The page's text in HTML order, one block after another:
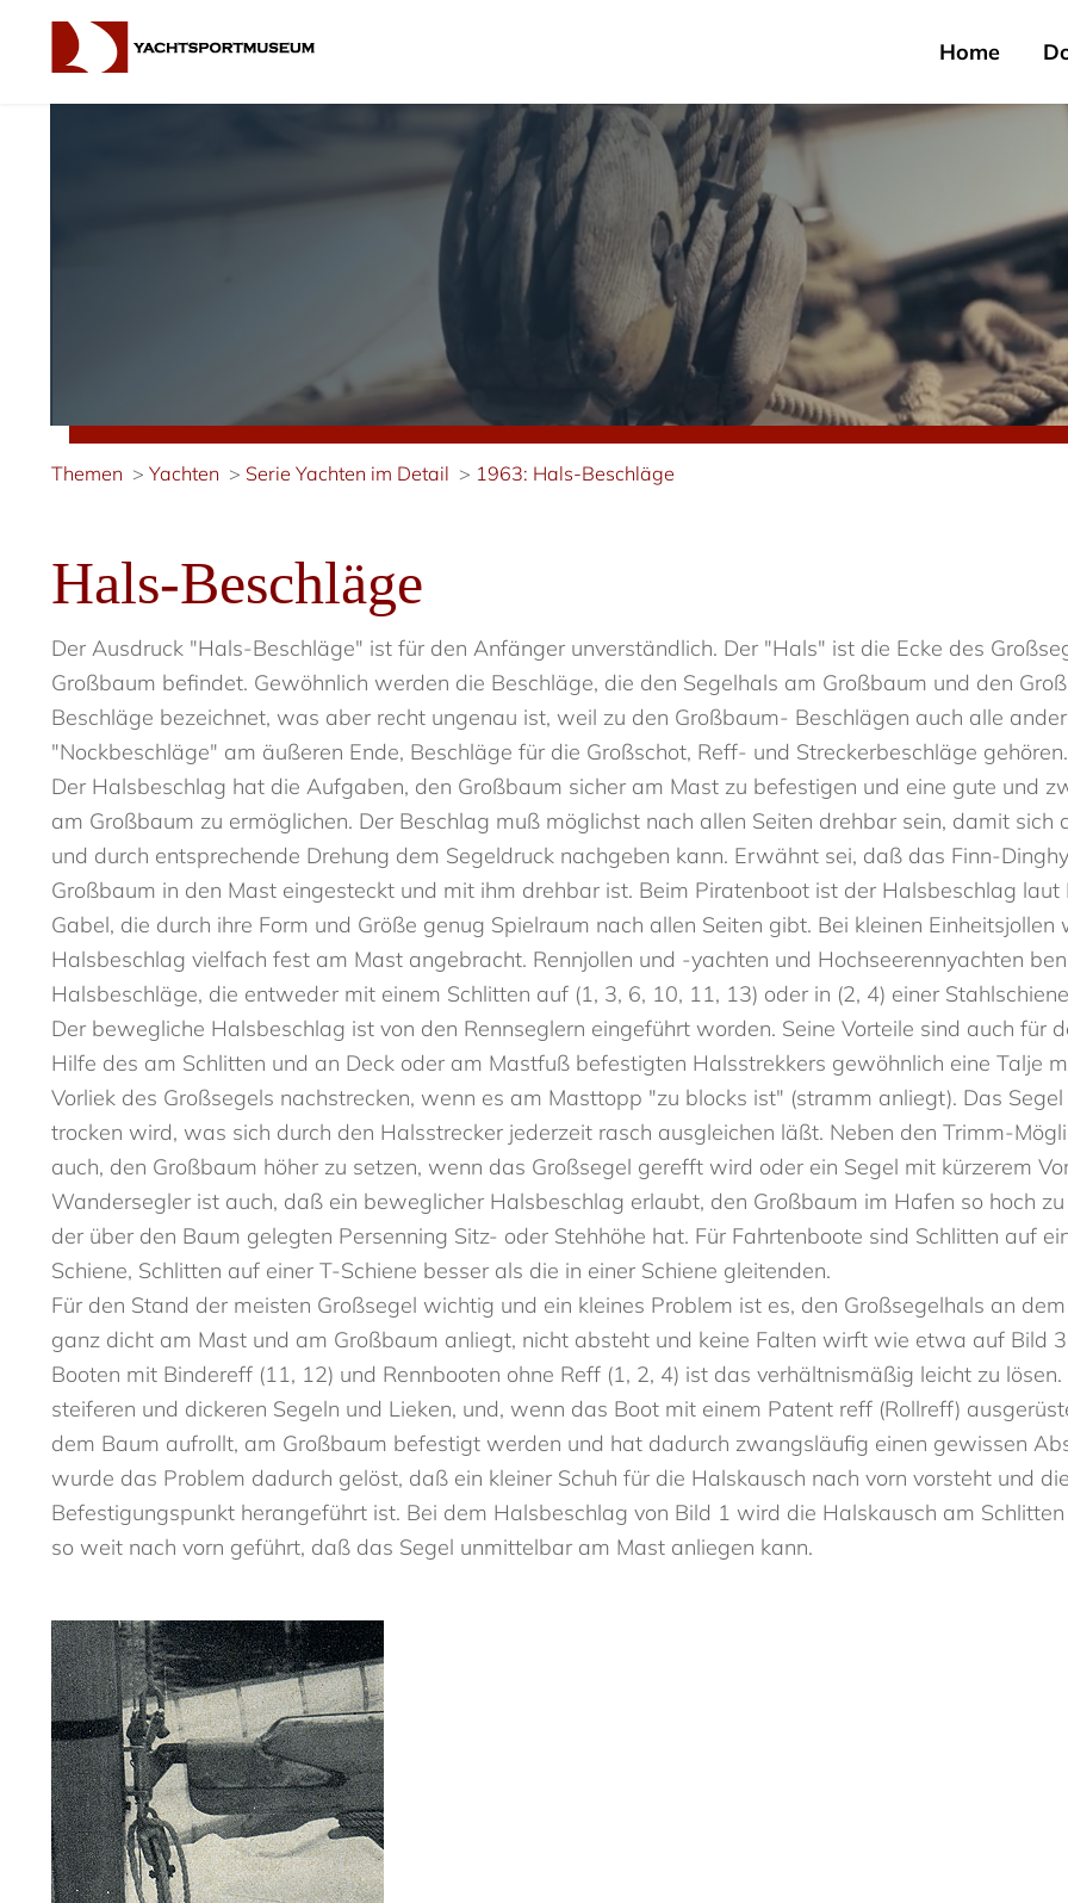
Home
Themen Yachten Serie Yachten im Detail 1963: Hals-Beschläge
Hals-Beschläge
Der Ausdruck "Hals-Beschläge" ist für den Anfänger unverständlich. Der "Hals" ist die Ecke des
Großbaum befindet. Gewöhnlich werden die Beschläge, die den Segelhals am Großbaum und den
Beschläge bezeichnet, was aber recht ungenau ist, weil zu den Großbaum- Beschlägen auch alle
"Nockbeschläge" am äußeren Ende, Beschläge für die Großschot, Reff- und Streckerbeschläge gehören.
Der Halsbeschlag hat die Aufgaben, den Großbaum sicher am Mast zu befestigen und eine gute und
am Großbaum zu ermöglichen. Der Beschlag muß möglichst nach allen Seiten drehbar sein, damit
und durch entsprechende Drehung dem Segeldruck nachgeben kann. Erwähnt sei, daß das Finn-
Großbaum in den Mast eingesteckt und mit ihm drehbar ist. Beim Piratenboot ist der Halsbeschlag
Gabel, die durch ihre Form und Größe genug Spielraum nach allen Seiten gibt. Bei kleinen
Halsbeschlag vielfach fest am Mast angebracht. Rennjollen und -yachten und Hochseerennyachten
Halsbeschläge, die entweder mit einem Schlitten auf (1, 3, 6, 10, 11, 13) oder in (2, 4) einer
Der bewegliche Halsbeschlag ist von den Rennseglern eingeführt worden. Seine Vorteile sind auch für
Hilfe des am Schlitten und an Deck oder am Mastfuß befestigten Halsstrekkers gewöhnlich eine Talje
Vorliek des Großsegels nachstrecken, wenn es am Masttopp "zu blocks ist" (stramm anliegt). Das
trocken wird, was sich durch den Halsstrecker jederzeit rasch ausgleichen läßt. Neben den Trimm-
auch, den Großbaum höher zu setzen, wenn das Großsegel gerefft wird oder ein Segel mit kürzerem
Wandersegler ist auch, daß ein beweglicher Halsbeschlag erlaubt, den Großbaum im Hafen so hoch
der über den Baum gelegten Persenning Sitz- oder Stehhöhe hat. Für Fahrtenboote sind Schlitten auf
Schiene, Schlitten auf einer T-Schiene besser als die in einer Schiene gleitenden.
Für den Stand der meisten Großsegel wichtig und ein kleines Problem ist es, den Großsegelhals an
ganz dicht am Mast und am Großbaum anliegt, nicht absteht und keine Falten wirft wie etwa auf Bild
Booten mit Bindereff (11, 12) und Rennbooten ohne Reff (1, 2, 4) ist das verhältnismäßig leicht zu
steiferen und dickeren Segeln und Lieken, und, wenn das Boot mit einem Patent reff (Rollreff)
dem Baum aufrollt, am Großbaum befestigt werden und hat dadurch zwangsläufig einen gewissen
wurde das Problem dadurch gelöst, daß ein kleiner Schuh für die Halskausch nach vorn vorsteht und
Befestigungspunkt herangeführt ist. Bei dem Halsbeschlag von Bild 1 wird die Halskausch am
so weit nach vorn geführt, daß das Segel unmittelbar am Mast anliegen kann.